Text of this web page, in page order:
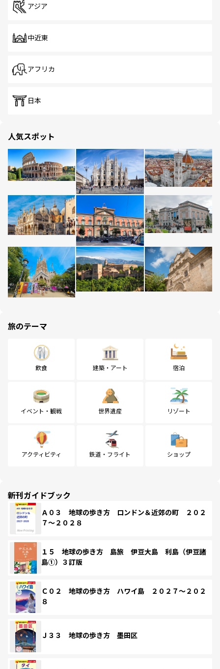
アジア
中近東
アフリカ
日本
人気スポット
旅のテーマ
飲食 建築・アート 宿泊
イベント・観戦 世界遺産 リゾート
アクティビティ 鉄道・フライト ショップ
新刊ガイドブック
Ａ０３ 地球の歩き方 ロンドン＆近郊の町 ２０２
７～２０２８
１５ 地球の歩き方 島旅 伊豆大島 利島（伊豆諸
島①）３訂版
Ｃ０２ 地球の歩き方 ハワイ島 ２０２７～２０２
８
Ｊ３３ 地球の歩き方 墨田区